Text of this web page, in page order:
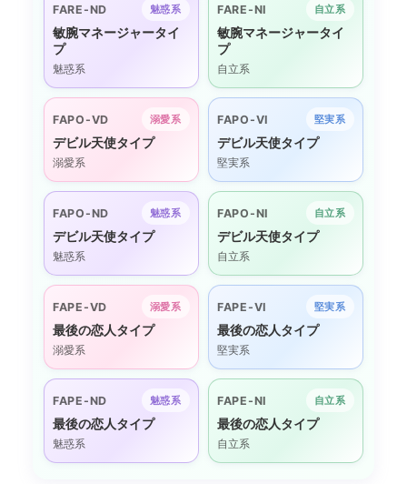
FARE-ND 魅惑系
敏腕マネージャータイ
プ
魅惑系
FARE-NI 自立系
敏腕マネージャータイ
プ
自立系
FAPO-VD 溺愛系
デビル天使タイプ
溺愛系
FAPO-VI 堅実系
デビル天使タイプ
堅実系
FAPO-ND 魅惑系
デビル天使タイプ
魅惑系
FAPO-NI 自立系
デビル天使タイプ
自立系
FAPE-VD 溺愛系
最後の恋人タイプ
溺愛系
FAPE-VI 堅実系
最後の恋人タイプ
堅実系
FAPE-ND 魅惑系
最後の恋人タイプ
魅惑系
FAPE-NI 自立系
最後の恋人タイプ
自立系